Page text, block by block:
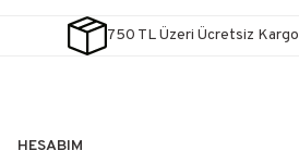
750 TL Üzeri Ücretsiz Kargo
HESABIM